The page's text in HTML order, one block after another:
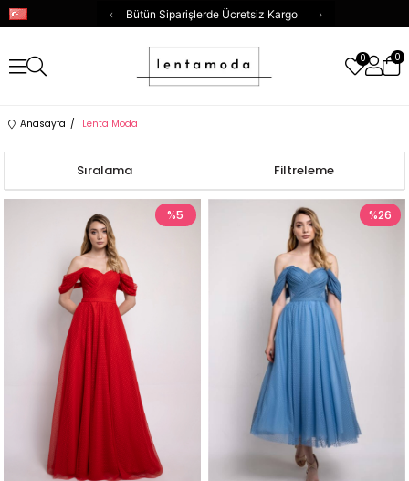
‹ Bütün Siparişlerde Ücretsiz Kargo ›
0 0
Anasayfa Lenta Moda
Filtreleme
Sıralama
%5 %26